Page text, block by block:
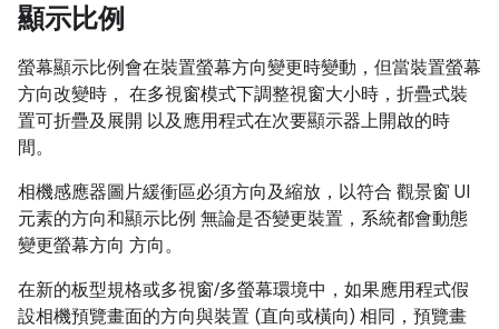
顯示比例
螢幕顯示比例會在裝置螢幕方向變更時變動，但當裝置螢幕
方向改變時， 在多視窗模式下調整視窗大小時，折疊式裝
置可折疊及展開 以及應用程式在次要顯示器上開啟的時
間。
相機感應器圖片緩衝區必須方向及縮放，以符合 觀景窗 UI
元素的方向和顯示比例 無論是否變更裝置，系統都會動態
變更螢幕方向 方向。
在新的板型規格或多視窗/多螢幕環境中，如果應用程式假
設相機預覽畫面的方向與裝置 (直向或橫向) 相同，預覽畫